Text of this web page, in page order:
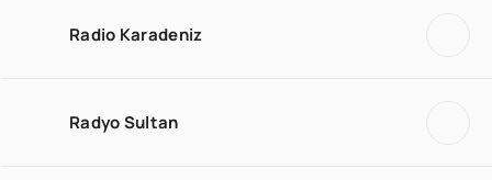
Radio Karadeniz
Radyo Sultan